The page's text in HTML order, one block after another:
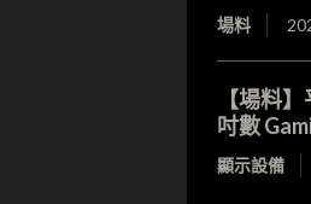
場料
【場料
吋數
顯示設備